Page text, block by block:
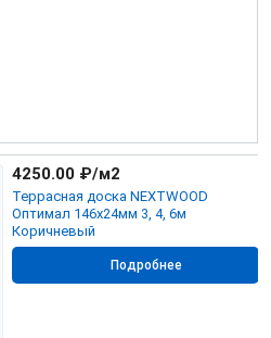
Террасная доска NEXTWOOD
Оптимал 146х24мм 3, 4, 6м
Коричневый
4250.00 ₽/м2
Подробнее